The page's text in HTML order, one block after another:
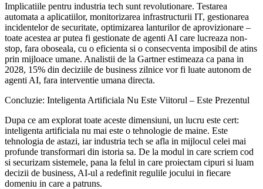
Implicatiile pentru industria tech sunt revolutionare. Testarea
automata a aplicatiilor, monitorizarea infrastructurii IT, gestionarea
incidentelor de securitate, optimizarea lanturilor de aprovizionare –
toate acestea ar putea fi gestionate de agenti AI care lucreaza non-
stop, fara oboseala, cu o eficienta si o consecventa imposibil de atins
prin mijloace umane. Analistii de la Gartner estimeaza ca pana in
2028, 15% din deciziile de business zilnice vor fi luate autonom de
agenti AI, fara interventie umana directa.
Concluzie: Inteligenta Artificiala Nu Este Viitorul – Este Prezentul
Dupa ce am explorat toate aceste dimensiuni, un lucru este cert:
inteligenta artificiala nu mai este o tehnologie de maine. Este
tehnologia de astazi, iar industria tech se afla in mijlocul celei mai
profunde transformari din istoria sa. De la modul in care scriem cod
si securizam sistemele, pana la felul in care proiectam cipuri si luam
decizii de business, AI-ul a redefinit regulile jocului in fiecare
domeniu in care a patruns.